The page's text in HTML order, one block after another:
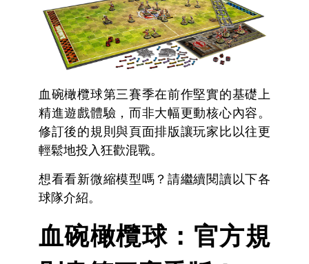
血碗橄欖球第三賽季在前作堅實的基礎上
精進遊戲體驗，而非大幅更動核心內容。
修訂後的規則與頁面排版讓玩家比以往更
輕鬆地投入狂歡混戰。
想看看新微縮模型嗎？請繼續閱讀以下各
球隊介紹。
血碗橄欖球：官方規